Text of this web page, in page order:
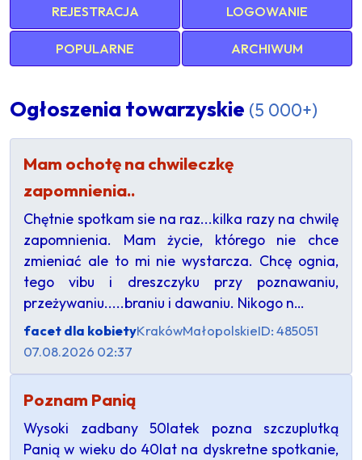
REJESTRACJA LOGOWANIE
POPULARNE ARCHIWUM
Ogłoszenia towarzyskie (5 000+)
Mam ochotę na chwileczkę
zapomnienia..
Chętnie spotkam sie na raz...kilka razy na chwilę
zapomnienia. Mam życie, którego nie chce
zmieniać ale to mi nie wystarcza. Chcę ognia,
tego vibu i dreszczyku przy poznawaniu,
przeżywaniu.....braniu i dawaniu. Nikogo n…
facet dla kobietyKrakówMałopolskieID: 485051
07.08.2026 02:37
Poznam Panią
Wysoki zadbany 50latek pozna szczuplutką
Panią w wieku do 40lat na dyskretne spotkanie,